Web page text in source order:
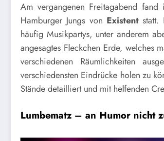
Am vergangenen Freitagabend
Hamburger Jungs von Existentstatt.
häufig Musikpartys, unter anderem
angesagtes Fleckchen Erde, welches
verschiedenen Räumlichkeiten
verschiedensten Eindrücke holen zu
Stände detailliert und mit helfenden
Lumbematz – an Humor nicht